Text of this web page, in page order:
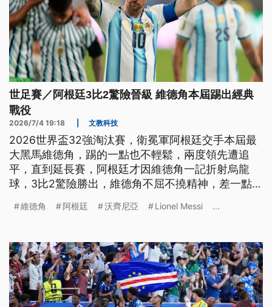
世足賽／阿根廷3比2驚險晉級 維德角本屆踢出經典
戰役
2026/7/4 19:18 文教科技
2026世界盃32強淘汰賽，衛冕軍阿根廷交手本屆最
大黑馬維德角，踢的一點也不輕鬆，兩度領先遭追
平，直到延長賽，阿根廷才因維德角一記折射烏龍
球，3比2驚險勝出，維德角不屈不撓精神，差一點讓
維德角 阿根廷 沃齊尼亞 Lionel Messi ...